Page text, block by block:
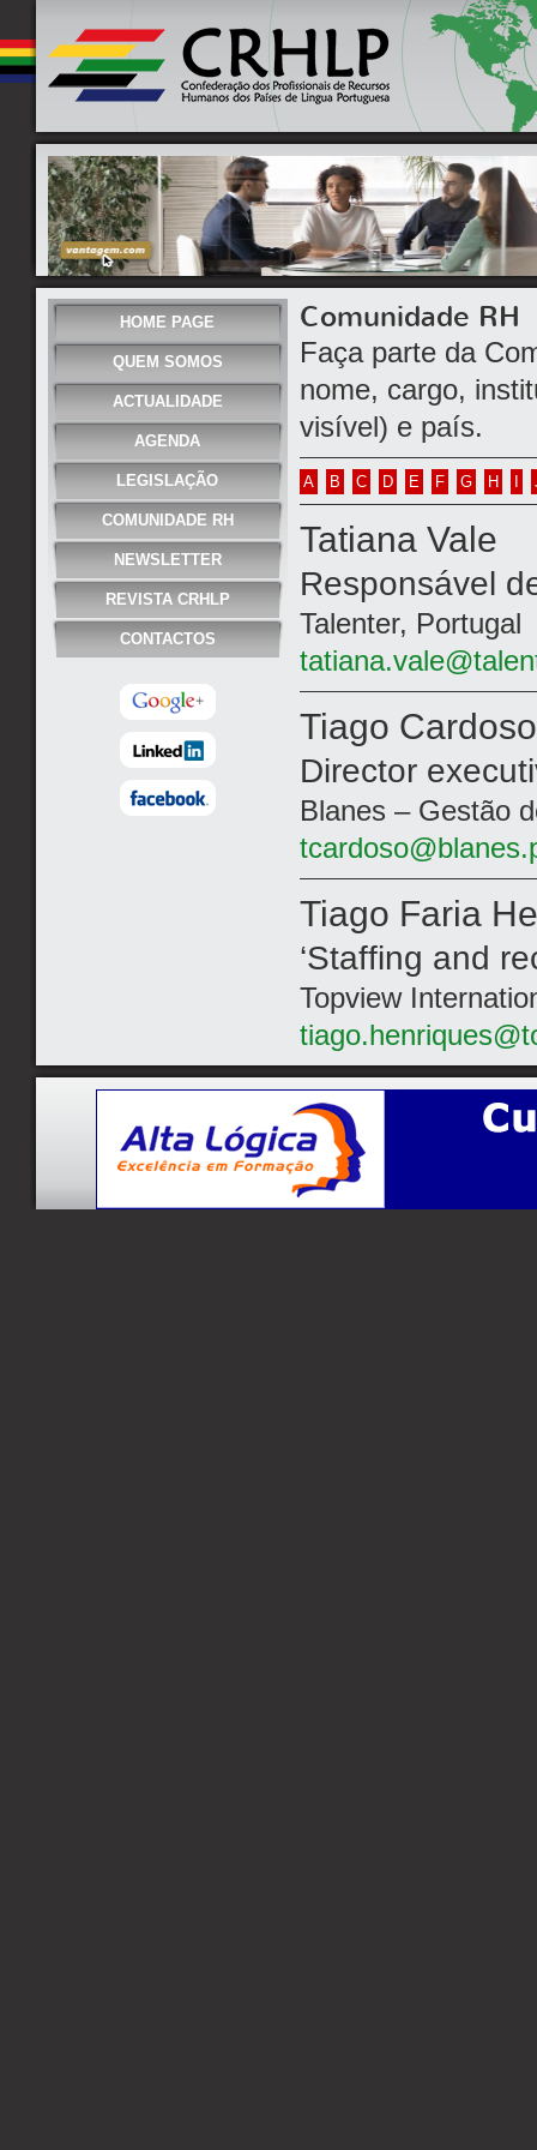
HOME PAGE
QUEM SOMOS
ACTUALIDADE
AGENDA
LEGISLAÇÃO
COMUNIDADE RH
NEWSLETTER
REVISTA CRHLP
CONTACTOS
Comunidade RH
Faça parte da
nome, cargo,
visível) e país.
A B C D E F G H
Tatiana Vale
Responsável
Talenter, Portugal
Tiago Cardoso
Director
Blanes – Gestão
Tiago Faria
‘Staffing and
Topview